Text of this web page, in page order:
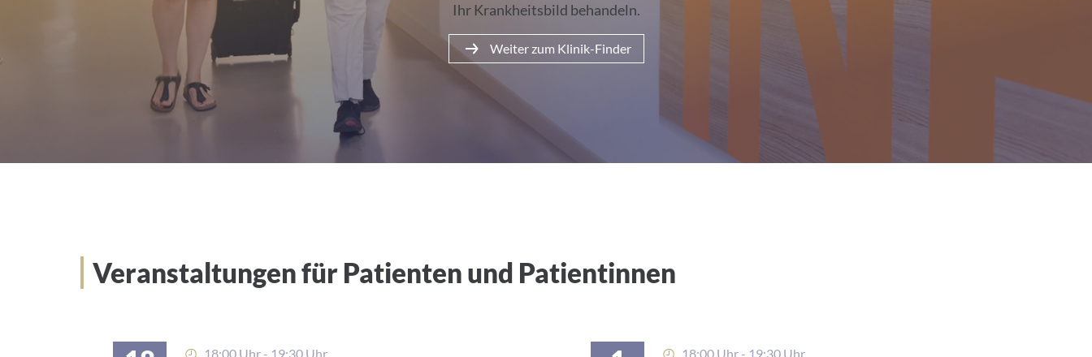
Ihr Krankheitsbild behandeln.
Weiter zum Klinik-Finder
Veranstaltungen für Patienten und Patientinnen
18:00 Uhr - 19:30 Uhr 18:00 Uhr - 19:30 Uhr